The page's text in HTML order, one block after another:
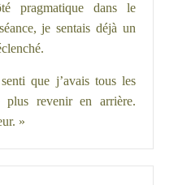
pragmatique dans le
je sentais déjà un
que j’avais tous les
plus revenir en arrière.
»